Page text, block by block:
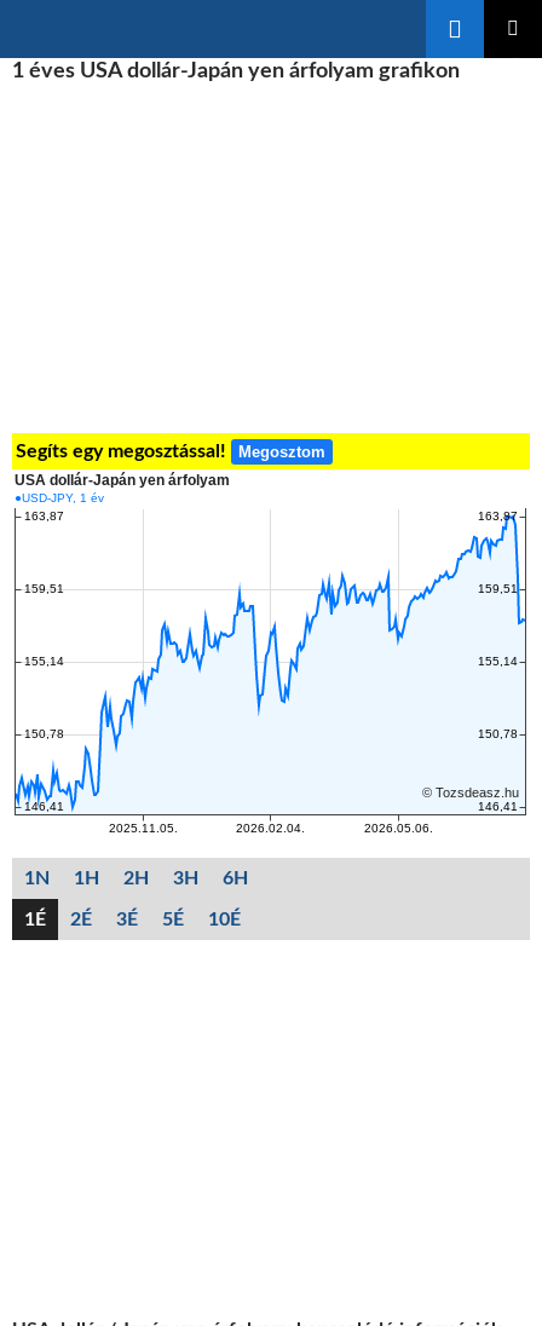
A
1 éves USA dollár-Japán yen árfolyam grafikon
Segíts egy megosztással! Megosztom
1N 1H 2H 3H 6H
1É 2É 3É 5É 10É